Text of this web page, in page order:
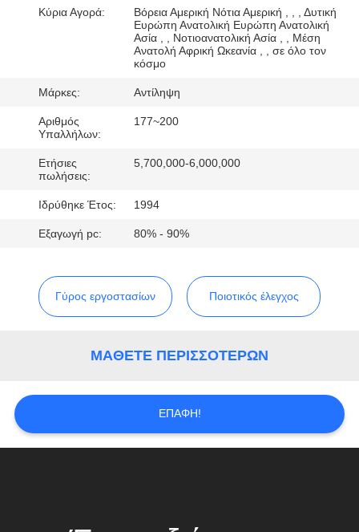
ΈΛΕΓΧΟΣ
ΕΛΆΤΕ
ΕΠΑΦΉ
ΕΙΔΉΣΕΙΣ
ΈΝΑ
ΑΠΌΣΠΑΣΜΑ
SITEMAP
Κύρια Αγορά:
Βόρεια Αμερική Νότια Αμερική , , , Δυτική
Ευρώπη Ανατολική Ευρώπη Ανατολική
Ασία , , Νοτιοανατολική Ασία , , Μέση
Ανατολή Αφρική Ωκεανία , , σε όλο τον
κόσμο
Μάρκες: Αντίληψη
Αριθμός
Υπαλλήλων:
177~200
Ετήσιες
πωλήσεις:
5,700,000-6,000,000
Ιδρύθηκε Έτος: 1994
Εξαγωγή pc: 80% - 90%
Γύρος εργοστασίων Ποιοτικός έλεγχος
ΜΆΘΕΤΕ ΠΕΡΙΣΣΌΤΕΡΩΝ
ΕΠΑΦΉ!